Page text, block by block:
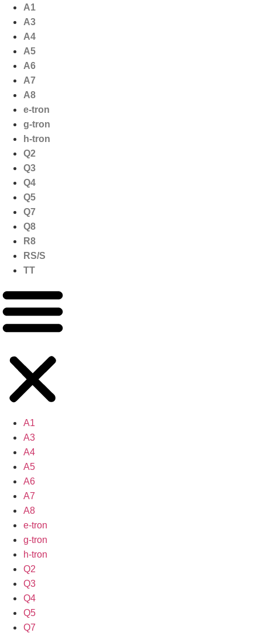
naar
inhoud
A1
A3
A4
A5
A6
A7
A8
e-tron
g-tron
h-tron
Q2
Q3
Q4
Q5
Q7
Q8
R8
RS/S
TT
A1
A3
A4
A5
A6
A7
A8
e-tron
g-tron
h-tron
Q2
Q3
Q4
Q5
Q7